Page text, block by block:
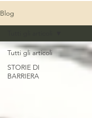
Blog
Tutti gli articoli
STORIE DI
BARRIERA